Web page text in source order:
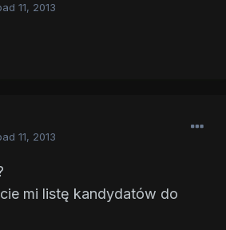
11, 2013
11, 2013
mi listę kandydatów do